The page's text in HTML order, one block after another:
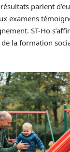
parlent
examens
ST-Ho
la formation